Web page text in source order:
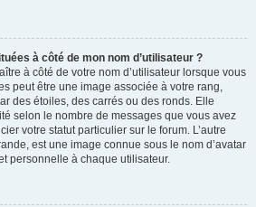
à côté de mon nom d’utilisateur ?
à côté de votre nom d’utilisateur lorsque vous
peut être une image associée à votre rang,
des étoiles, des carrés ou des ronds. Elle
selon le nombre de messages que vous avez
votre statut particulier sur le forum. L’autre
est une image connue sous le nom d’avatar
personnelle à chaque utilisateur.